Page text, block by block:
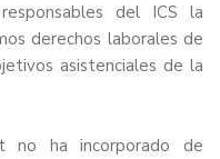
del ICS la
derechos laborales de
asistenciales de la
no ha incorporado de